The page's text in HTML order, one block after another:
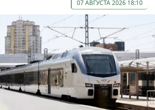
07 АВГУСТА 2026 18:10